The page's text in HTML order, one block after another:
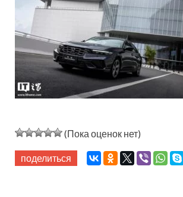
(Пока оценок нет)
поделиться